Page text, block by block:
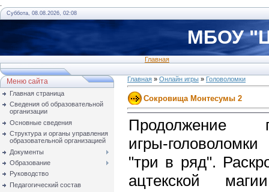
Суббота, 08.08.2026, 02:08
МБОУ
Главная
Меню сайта
Главная страница
Сведения об образовательной
организации
Основные сведения
Структура и органы управления
образовательной организацией
Документы
Образование
Руководство
Педагогический состав
Главная » Онлайн игры » Головоломки
Сокровища Монтесумы 2
Продолжение
игры-
"три в ряд".
ацтекской